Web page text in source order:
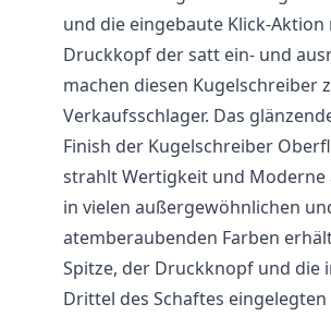
und die eingebaute Klick-Aktion
Druckkopf der satt ein- und
machen diesen Kugelschreiber
Verkaufsschlager. Das
Finish der Kugelschreiber
strahlt Wertigkeit und Moderne
in vielen außergewöhnlichen
atemberaubenden Farben
Spitze, der Druckknopf und die
Drittel des Schaftes eingelegten